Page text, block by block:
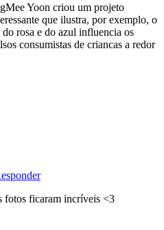
Yoon criou um projeto
que ilustra, por exemplo, o
rosa e do azul influencia os
consumistas de criancas a redor
ficaram incríveis <3